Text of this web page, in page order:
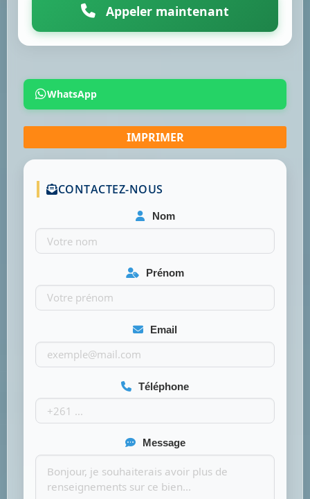
Appeler maintenant
WhatsApp
CONTACTEZ-NOUS
Nom
Prénom
Email
Téléphone
Message